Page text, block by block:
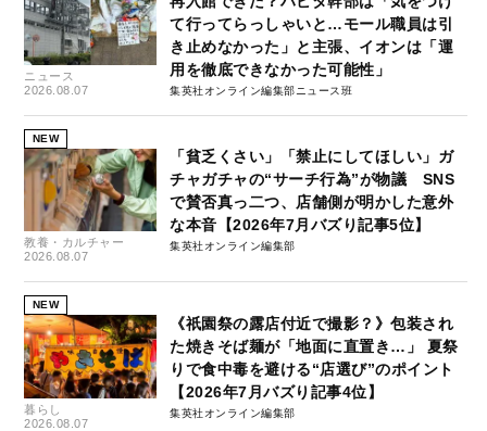
ニュース
2026.08.07
て行ってらっしゃいと…モール職員は引
き止めなかった」と主張、イオンは「運
用を徹底できなかった可能性」
集英社オンライン編集部ニュース班
NEW
教養・カルチャー
2026.08.07
「貧乏くさい」「禁止にしてほしい」ガ
チャガチャの“サーチ行為”が物議 SNS
で賛否真っ二つ、店舗側が明かした意外
な本音【2026年7月バズり記事5位】
集英社オンライン編集部
NEW
暮らし
2026.08.07
《祇園祭の露店付近で撮影？》包装され
た焼きそば麺が「地面に直置き…」 夏祭
りで食中毒を避ける“店選び”のポイント
【2026年7月バズり記事4位】
集英社オンライン編集部